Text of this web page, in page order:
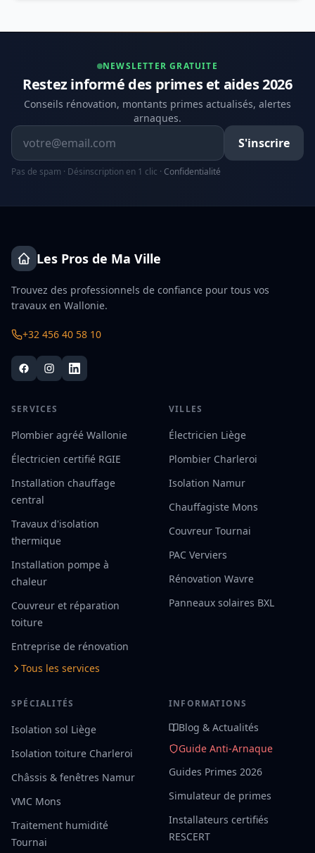
NEWSLETTER GRATUITE
Restez informé des primes et aides 2026
Conseils rénovation, montants primes actualisés, alertes
arnaques.
Adresse email
S'inscrire
Pas de spam · Désinscription en 1 clic · Confidentialité
Les Pros de Ma Ville
Trouvez des professionnels de confiance pour tous vos
travaux en Wallonie.
+32 456 40 58 10
SERVICES
Plombier agréé Wallonie
Électricien certifié RGIE
Installation chauffage
central
Travaux d'isolation
thermique
Installation pompe à
chaleur
Couvreur et réparation
toiture
Entreprise de rénovation
Tous les services
VILLES
Électricien Liège
Plombier Charleroi
Isolation Namur
Chauffagiste Mons
Couvreur Tournai
PAC Verviers
Rénovation Wavre
Panneaux solaires BXL
SPÉCIALITÉS
Isolation sol Liège
Isolation toiture Charleroi
Châssis & fenêtres Namur
VMC Mons
Traitement humidité
Tournai
INFORMATIONS
Blog & Actualités
Guide Anti-Arnaque
Guides Primes 2026
Simulateur de primes
Installateurs certifiés
RESCERT